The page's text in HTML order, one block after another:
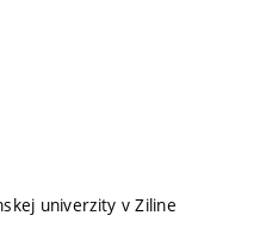
univerzity v Ziline